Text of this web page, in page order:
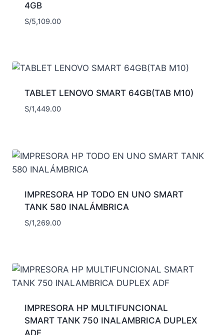
4GB
S/5,109.00
TABLET LENOVO SMART 64GB(TAB M10)
S/1,449.00
IMPRESORA HP TODO EN UNO SMART
TANK 580 INALÁMBRICA
S/1,269.00
IMPRESORA HP MULTIFUNCIONAL
SMART TANK 750 INALAMBRICA DUPLEX